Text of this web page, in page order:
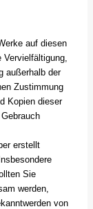
auf diesen
außerhalb der
Zustimmung
Kopien dieser
erstellt
Sie
werden,
von